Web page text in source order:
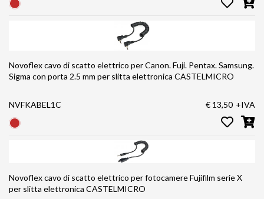
Novoflex cavo di scatto elettrico per Canon. Fuji. Pentax. Samsung.
Sigma con porta 2.5 mm per slitta elettronica CASTELMICRO
NVFKABEL1C € 13,50 +IVA
Novoflex cavo di scatto elettrico per fotocamere Fujifilm serie X
per slitta elettronica CASTELMICRO